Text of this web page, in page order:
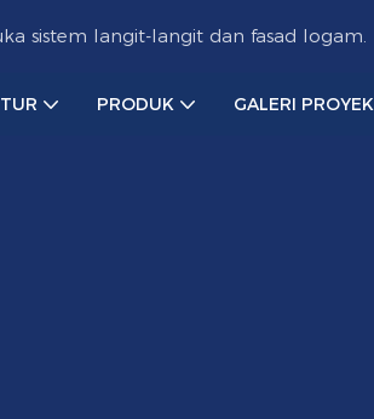
sistem langit-langit dan fasad logam.
PRODUK GALERI PROYEK